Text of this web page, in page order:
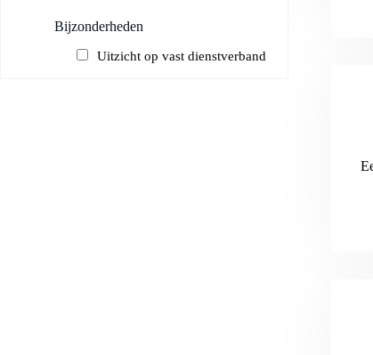
Bijzonderheden
Uitzicht op vast dienstverband